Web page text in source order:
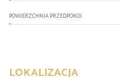
POWIERZCHNIA PRZEDPOKOI
LOKALIZACJA